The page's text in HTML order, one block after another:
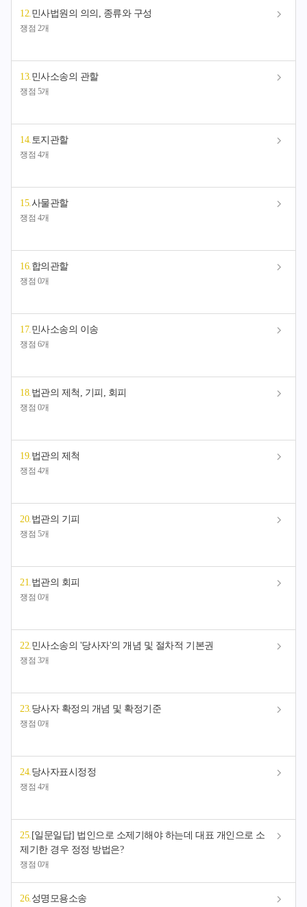
12.민사법원의 의의, 종류와 구성
쟁점 2개
13.민사소송의 관할
쟁점 5개
14.토지관할
쟁점 4개
15.사물관할
쟁점 4개
16.합의관할
쟁점 0개
17.민사소송의 이송
쟁점 6개
18.법관의 제척, 기피, 회피
쟁점 0개
19.법관의 제척
쟁점 4개
20.법관의 기피
쟁점 5개
21.법관의 회피
쟁점 0개
22.민사소송의 '당사자'의 개념 및 절차적 기본권
쟁점 3개
23.당사자 확정의 개념 및 확정기준
쟁점 0개
24.당사자표시정정
쟁점 4개
25. [일문일답] 법인으로 소제기해야 하는데 대표 개인으로 소
제기한 경우 정정 방법은?
쟁점 0개
26.성명모용소송